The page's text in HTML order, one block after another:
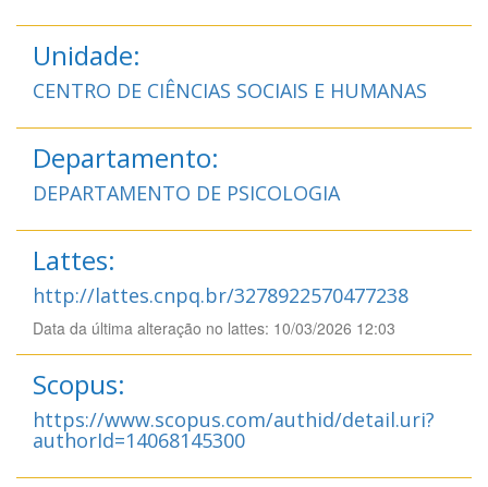
Unidade:
CENTRO DE CIÊNCIAS SOCIAIS E HUMANAS
Departamento:
DEPARTAMENTO DE PSICOLOGIA
Lattes:
http://lattes.cnpq.br/3278922570477238
Data da última alteração no lattes: 10/03/2026 12:03
Scopus:
https://www.scopus.com/authid/detail.uri?
authorId=14068145300